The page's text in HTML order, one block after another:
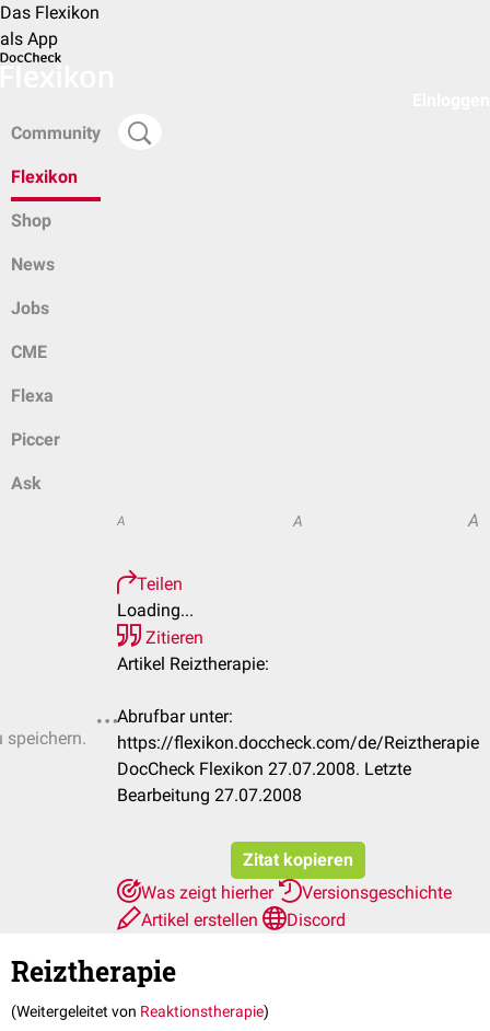
Das Flexikon
als App
Community
Flexikon
Shop
News
Jobs
CME
Flexa
Piccer
Ask
speichern.
A A A
Teilen
Loading...
Zitieren
Artikel Reiztherapie:
Abrufbar unter:
https://flexikon.doccheck.com/de/Reiztherapie
DocCheck Flexikon 27.07.2008. Letzte
Bearbeitung 27.07.2008
Zitat kopieren
Was zeigt hierher
Versionsgeschichte
Artikel erstellen
Discord
Reiztherapie
(Weitergeleitet von Reaktionstherapie)